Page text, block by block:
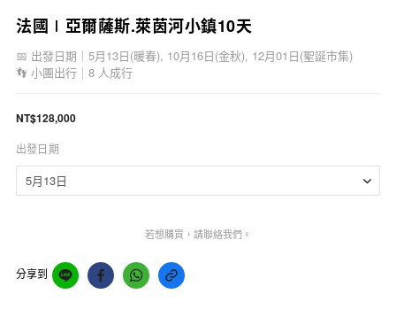
法國∣亞爾薩斯.萊茵河小鎮10天
📅 出發日期｜5月13日(暖春), 10月16日(金秋), 12月01日(聖誕市集)
👣 小團出行｜8 人成行
NT$128,000
出發日期
若想購買，請聯絡我們。
分享到